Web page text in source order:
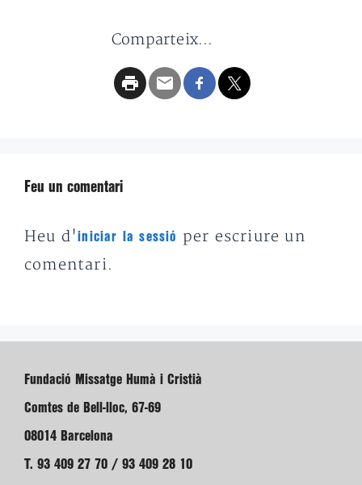
Comparteix...
Feu un comentari
Heu d'iniciar la sessió
per escriure un
comentari.
Fundació Missatge Humà i Cristià
Comtes de Bell-lloc, 67-69
08014 Barcelona
T. 93 409 27 70 / 93 409 28 10